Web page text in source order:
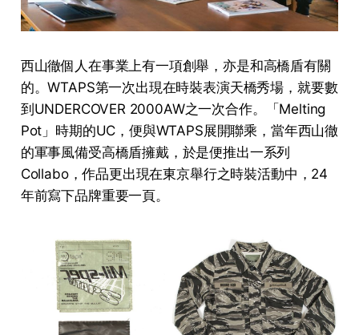
西山徹個人在事業上有一項創舉，亦是和高橋盾有關
的。WTAPS第一次出現在時裝表演天橋秀場，就要數
到UNDERCOVER 2000AW之一次合作。「Melting
Pot」時期的UC，便與WTAPS展開聯乘，當年西山徹
的軍事風備受高橋盾擁戴，於是便推出一系列
Collabo，作品更出現在東京舉行之時裝活動中，24
年前寫下品牌重要一頁。